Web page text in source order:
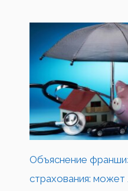
Объяснение
страхования: может